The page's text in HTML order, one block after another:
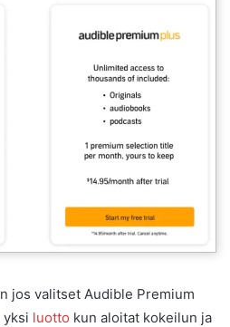
jos valitset Audible Premium
yksi luotto kun aloitat kokeilun ja